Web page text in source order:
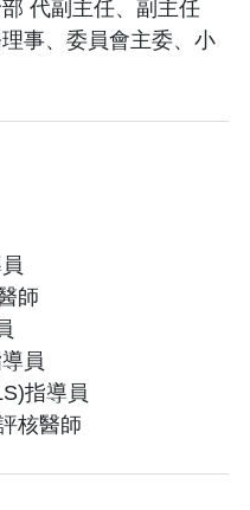
代副主任、副主任
事、委員會主委、小
師
員
指導員
核醫師